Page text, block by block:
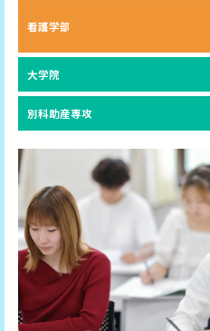
看護学部
大学院
別科助産専攻